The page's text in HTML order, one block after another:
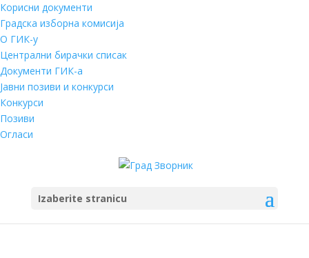
Корисни документи
Градска изборна комисија
О ГИК-у
Централни бирачки списак
Документи ГИК-а
Јавни позиви и конкурси
Конкурси
Позиви
Огласи
Izaberite stranicu